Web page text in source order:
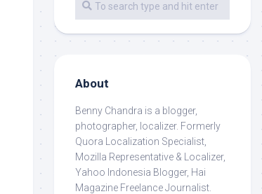
About
Benny Chandra is a blogger,
photographer, localizer. Formerly
Quora Localization Specialist,
Mozilla Representative & Localizer,
Yahoo Indonesia Blogger, Hai
Magazine Freelance Journalist.